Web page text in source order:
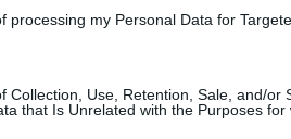
processing my Personal Data for
Collection, Use, Retention, Sale, and/or
that Is Unrelated with the Purposes for
från
recept för alla smaker -